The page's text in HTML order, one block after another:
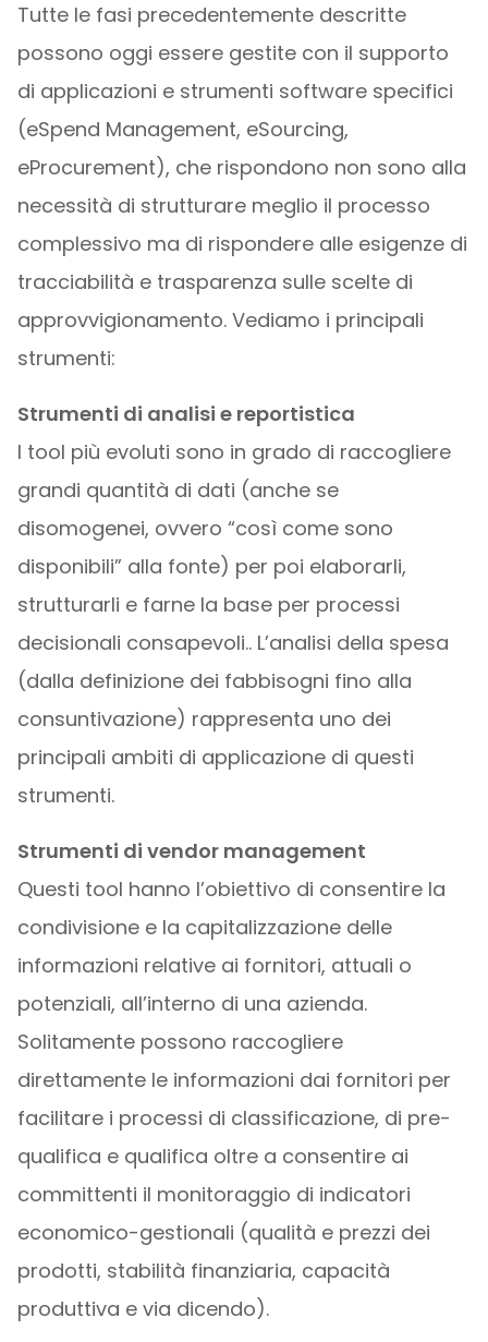
Tutte le fasi precedentemente descritte
possono oggi essere gestite con il supporto
di applicazioni e strumenti software specifici
(eSpend Management, eSourcing,
eProcurement), che rispondono non sono alla
necessità di strutturare meglio il processo
complessivo ma di rispondere alle esigenze di
tracciabilità e trasparenza sulle scelte di
approvvigionamento. Vediamo i principali
strumenti:
Strumenti di analisi e reportistica
I tool più evoluti sono in grado di raccogliere
grandi quantità di dati (anche se
disomogenei, ovvero “così come sono
disponibili” alla fonte) per poi elaborarli,
strutturarli e farne la base per processi
decisionali consapevoli.. L’analisi della spesa
(dalla definizione dei fabbisogni fino alla
consuntivazione) rappresenta uno dei
principali ambiti di applicazione di questi
strumenti.
Strumenti di vendor management
Questi tool hanno l’obiettivo di consentire la
condivisione e la capitalizzazione delle
informazioni relative ai fornitori, attuali o
potenziali, all’interno di una azienda.
Solitamente possono raccogliere
direttamente le informazioni dai fornitori per
facilitare i processi di classificazione, di pre-
qualifica e qualifica oltre a consentire ai
committenti il monitoraggio di indicatori
economico-gestionali (qualità e prezzi dei
prodotti, stabilità finanziaria, capacità
produttiva e via dicendo).